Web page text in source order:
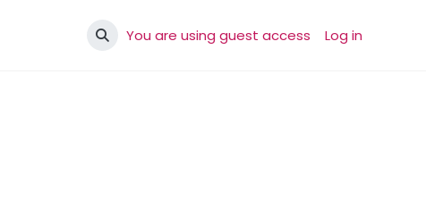
Toggle search input
You are using guest access Log in